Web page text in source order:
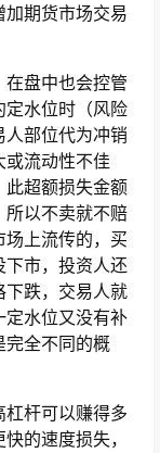
期货市场交易
盘中也会控管
定水位时（风险
部位代为冲销
或流动性不佳
此超额损失金额
所以不卖就不赔
上流传的，买
下市，投资人还
下跌，交易人就
定水位又没有补
完全不同的概
杆可以赚得多
的速度损失，